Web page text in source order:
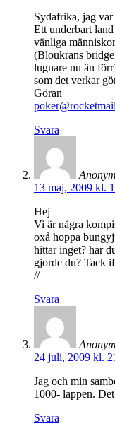
Sydafrika, jag
Ett underbart
vänliga
(Bloukrans
lugnare nu än
som det verkar
Göran
Svara
Anonym
13 maj, 2009 kl.
Hej
Vi är några
oxå hoppa
hittar inget? har
gjorde du? Tack
//
Svara
Anonym
24 juli, 2009 kl.
Jag och min
1000- lappen.
Svara